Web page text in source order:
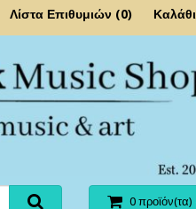
Λίστα Επιθυμιών (0)
0 προϊόν(τα)